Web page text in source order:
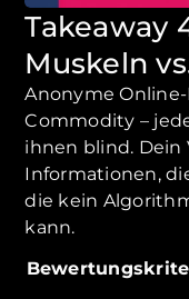
Takeaway
Muskeln
Anonyme
Commodity –
ihnen blind. Dein
Informationen,
die kein
kann.